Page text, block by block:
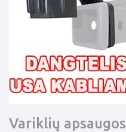
Variklių apsaugos